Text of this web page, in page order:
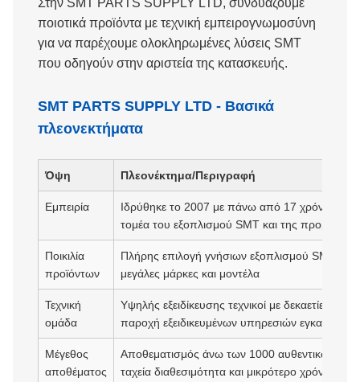
Στην SMT PARTS SUPPLY LTD, συνδυάζουμε
ποιοτικά προϊόντα με τεχνική εμπειρογνωμοσύνη
για να παρέχουμε ολοκληρωμένες λύσεις SMT
που οδηγούν στην αριστεία της κατασκευής.
SMT PARTS SUPPLY LTD - Βασικά
πλεονεκτήματα
Όψη Πλεονέκτημα/Περιγραφή
Εμπειρία
Ιδρύθηκε το 2007 με πάνω από 17 χρόνια
τομέα του εξοπλισμού SMT και της
Ποικιλία
προϊόντων
Πλήρης επιλογή γνήσιων εξοπλισμού SMT και
μεγάλες μάρκες και μοντέλα
Τεχνική
ομάδα
Υψηλής εξειδίκευσης τεχνικοί με δεκαετίες
παροχή εξειδικευμένων υπηρεσιών
Μέγεθος
αποθέματος
Αποθεματισμός άνω των 1000 αυθεντικών
ταχεία διαθεσιμότητα και μικρότερο χρόνο